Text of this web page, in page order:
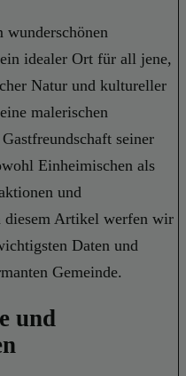
idealer Ort für all jene,
Natur und kultureller
malerischen
seiner
Einheimischen als
und
Artikel werfen wir
Daten und
Gemeinde.
und